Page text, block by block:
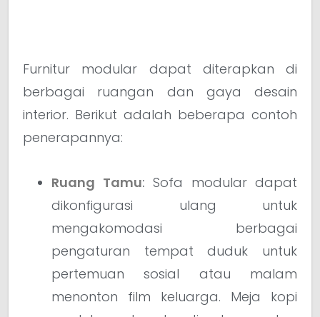
Furnitur modular dapat diterapkan di
berbagai ruangan dan gaya desain
interior. Berikut adalah beberapa contoh
penerapannya:
Ruang Tamu: Sofa modular dapat
dikonfigurasi ulang untuk
mengakomodasi berbagai
pengaturan tempat duduk untuk
pertemuan sosial atau malam
menonton film keluarga. Meja kopi